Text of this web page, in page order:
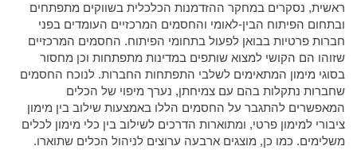
ראשית, נסקרים במחקר ההזדמנות הכלכלית בשווקים מתפתחים
ובתחום הפיתוח הבין-לאומי והחסמים המרכזיים העומדים בפני
חברות פרטיות בבואן לפעול בתחומי הפיתוח. החסמים המרכזיים
שזוהו הם הקושי למצוא שותפים במדינות מתפתחות וכן מחסור
בסוגי מימון המתאימים לשלבי התפתחות החברות. לנוכח החסמים
שחברות נתקלות בהם עם צמיחתן, נערך מיפוי של הכלים
המאפשרים להתגבר על החסמים הללו באמצעות שילוב בין מימון
ציבורי למימון פרטי, ומתוארות הדרכים לשילוב בין כלי מימון לכלים
משלימים. כמו כן, מוצגים ארבעה ערוצים לניהול הכלים שתוארו.